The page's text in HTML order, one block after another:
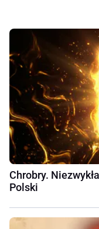
Chrobry.
Polski